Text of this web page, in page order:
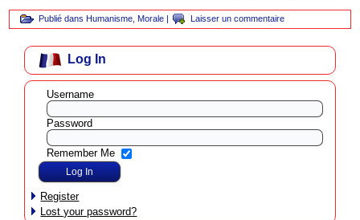
Publié dans Humanisme Morale | Laisser un commentaire
Log In
Username
Password
Remember Me
Register
Lost your password?